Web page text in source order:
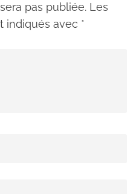
pas publiée. Les
indiqués avec *